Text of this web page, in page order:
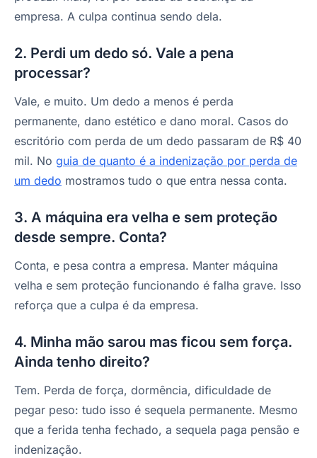
empresa. A culpa continua sendo dela.
2. Perdi um dedo só. Vale a pena
processar?
Vale, e muito. Um dedo a menos é perda
permanente, dano estético e dano moral. Casos do
escritório com perda de um dedo passaram de R$ 40
mil. No guia de quanto é a indenização por perda de
um dedo mostramos tudo o que entra nessa conta.
3. A máquina era velha e sem proteção
desde sempre. Conta?
Conta, e pesa contra a empresa. Manter máquina
velha e sem proteção funcionando é falha grave. Isso
reforça que a culpa é da empresa.
4. Minha mão sarou mas ficou sem força.
Ainda tenho direito?
Tem. Perda de força, dormência, dificuldade de
pegar peso: tudo isso é sequela permanente. Mesmo
que a ferida tenha fechado, a sequela paga pensão e
indenização.